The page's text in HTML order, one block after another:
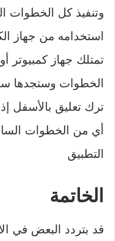
وتنفيذ كل الخطوات
استخدامه من جهاز
تمتلك جهاز كمبيوتر
الخطوات وستجدها
ترك تعليق بالأسفل
أي من الخطوات
التطبيق
الخاتمة
قد بتردد البعض في